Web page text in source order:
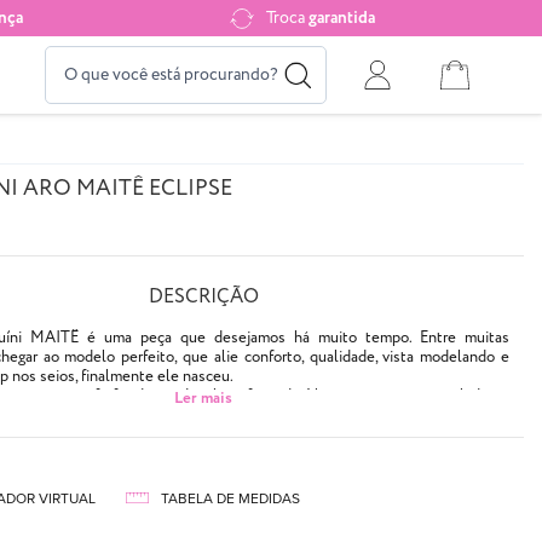
Trocagarantida
ARO MAITÊ ECLIPSE
DESCRIÇÃO
MAITÊ é uma peça que desejamos há muito tempo. Entre muitas
ao modelo perfeito, que alie conforto, qualidade, vista modelando e
nos seios, finalmente ele nasceu.
em frufru deixando o bojo franzido. Nas costas temos reguladores
moderno. Por conter aro na parte inferior, proporciona sustentação e
VIRTUAL TABELA DE MEDIDAS